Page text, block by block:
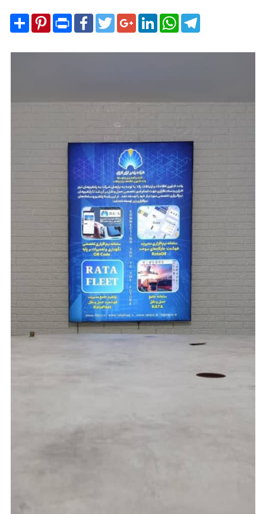
Share
Pinterest Print
FacebookTwitterGoogle+LinkedIn
WhatsAppTelegram